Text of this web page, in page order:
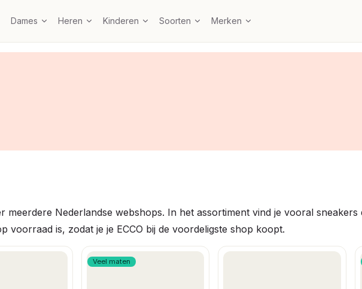
Dames Heren Kinderen Soorten Merken
meerdere Nederlandse webshops. In het assortiment vind je vooral sneakers
voorraad is, zodat je je ECCO bij de voordeligste shop koopt.
Veel maten